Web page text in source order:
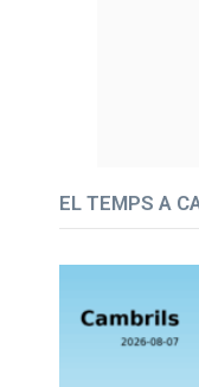
EL TEMPS A